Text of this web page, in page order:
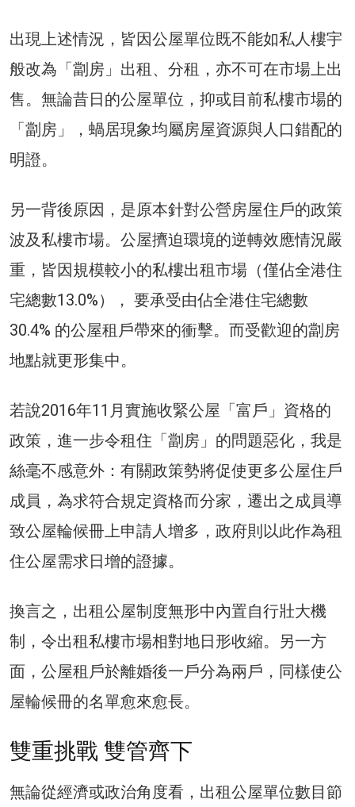
出現上述情況，皆因公屋單位既不能如私人樓宇
般改為「劏房」出租、分租，亦不可在市場上出
售。無論昔日的公屋單位，抑或目前私樓市場的
「劏房」，蝸居現象均屬房屋資源與人口錯配的
明證。
另一背後原因，是原本針對公營房屋住戶的政策
波及私樓市場。公屋擠迫環境的逆轉效應情況嚴
重，皆因規模較小的私樓出租市場（僅佔全港住
宅總數13.0%）， 要承受由佔全港住宅總數
30.4% 的公屋租戶帶來的衝擊。而受歡迎的劏房
地點就更形集中。
若說2016年11月實施收緊公屋「富戶」資格的
政策，進一步令租住「劏房」的問題惡化，我是
絲毫不感意外：有關政策勢將促使更多公屋住戶
成員，為求符合規定資格而分家，遷出之成員導
致公屋輪候冊上申請人增多，政府則以此作為租
住公屋需求日增的證據。
換言之，出租公屋制度無形中內置自行壯大機
制，令出租私樓市場相對地日形收縮。另一方
面，公屋租戶於離婚後一戶分為兩戶，同樣使公
屋輪候冊的名單愈來愈長。
雙重挑戰 雙管齊下
無論從經濟或政治角度看，出租公屋單位數目節